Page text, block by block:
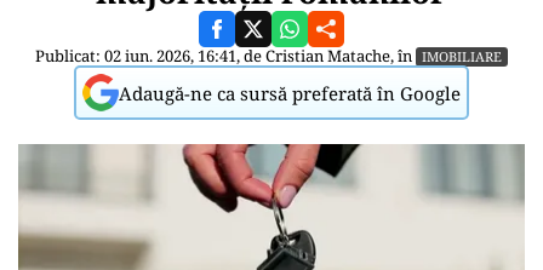
Publicat: 02 iun. 2026, 16:41, deCristian Matache, în IMOBILIARE
Adaugă-ne ca sursă preferată în Google